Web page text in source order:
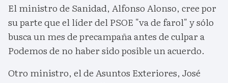
El ministro de Sanidad, Alfonso Alonso, cree por
su parte que el líder del PSOE "va de farol" y sólo
busca un mes de precampaña antes de culpar a
Podemos de no haber sido posible un acuerdo.
Otro ministro, el de Asuntos Exteriores, José